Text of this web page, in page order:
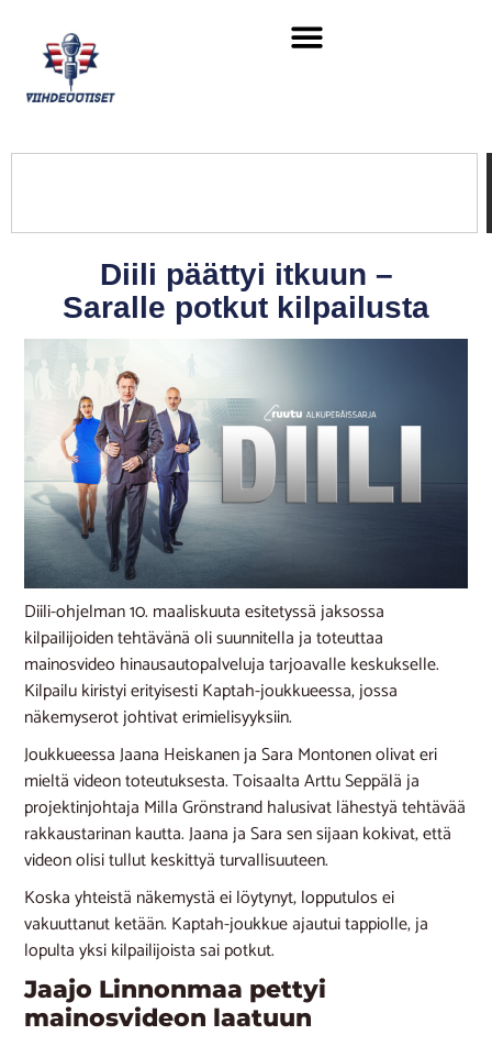
Diili päättyi itkuun –
Saralle potkut kilpailusta
Diili-ohjelman 10. maaliskuuta esitetyssä jaksossa
kilpailijoiden tehtävänä oli suunnitella ja toteuttaa
mainosvideo hinausautopalveluja tarjoavalle keskukselle.
Kilpailu kiristyi erityisesti Kaptah-joukkueessa, jossa
näkemyserot johtivat erimielisyyksiin.
Joukkueessa Jaana Heiskanen ja Sara Montonen olivat eri
mieltä videon toteutuksesta. Toisaalta Arttu Seppälä ja
projektinjohtaja Milla Grönstrand halusivat lähestyä tehtävää
rakkaustarinan kautta. Jaana ja Sara sen sijaan kokivat, että
videon olisi tullut keskittyä turvallisuuteen.
Koska yhteistä näkemystä ei löytynyt, lopputulos ei
vakuuttanut ketään. Kaptah-joukkue ajautui tappiolle, ja
lopulta yksi kilpailijoista sai potkut.
Jaajo Linnonmaa pettyi
mainosvideon laatuun